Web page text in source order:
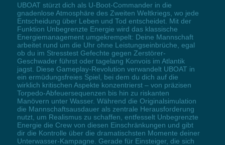
UBOAT stürzt dich als U-Boot-Commander in die
gnadenlose Atmosphäre des Zweiten Weltkriegs, wo jede
Entscheidung über Leben und Tod entscheidet. Mit der
Funktion Unbegrenzte Energie wird das klassische
Energiemanagement umgekrempelt: Deine Mannschaft
arbeitet rund um die Uhr ohne Leistungseinbrüche, egal
ob du im Stresstest Gefechte gegen Zerstörer-
Geschwader führst oder tagelang Konvois im Atlantik
jagst. Diese Gameplay-Revolution verwandelt UBOAT in
ein ermüdungsfreies Spiel, bei dem du dich auf die
wirklich kritischen Aspekte konzentrierst – von präzisen
Torpedo-Abfeuersequenzen bis hin zu riskanten
Manövern unter Wasser. Während die Originalsimulation
die Mannschaftsausdauer als zentrale Herausforderung
nutzt, um Realismus zu schaffen, entfesselt Unbegrenzte
Energie die Crew von diesen Einschränkungen und gibt
dir die Kontrolle über die dramatischsten Momente deiner
Unterwasser-Kampagne. Gerade für Einsteiger, die sich